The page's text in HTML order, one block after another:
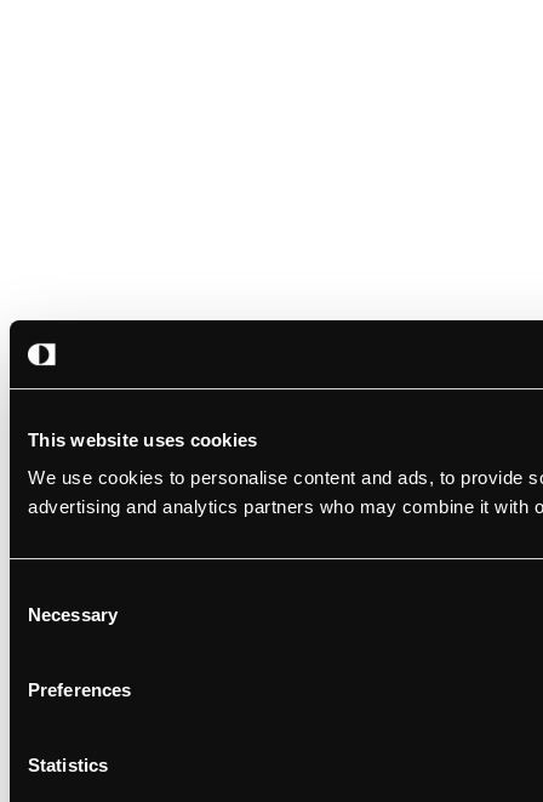
This website uses cookies
We use cookies to personalise content and ads, to provide
advertising and analytics partners who may combine it with
Selection
Necessary
Preferences
Statistics